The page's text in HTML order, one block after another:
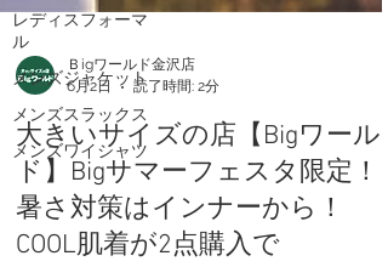
レディスフォーマ
ル
メンズジャケット
メンズスラックス
メンズワイシャツ
6月2日
読了時間: 2分
大きいサイズの店【Bigワール
ド】Bigサマーフェスタ限定！
暑さ対策はインナーから！